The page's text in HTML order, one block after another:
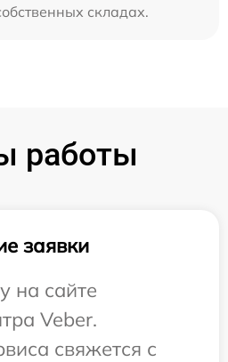
складах.
работы
заявки
на сайте
Veber.
свяжется с